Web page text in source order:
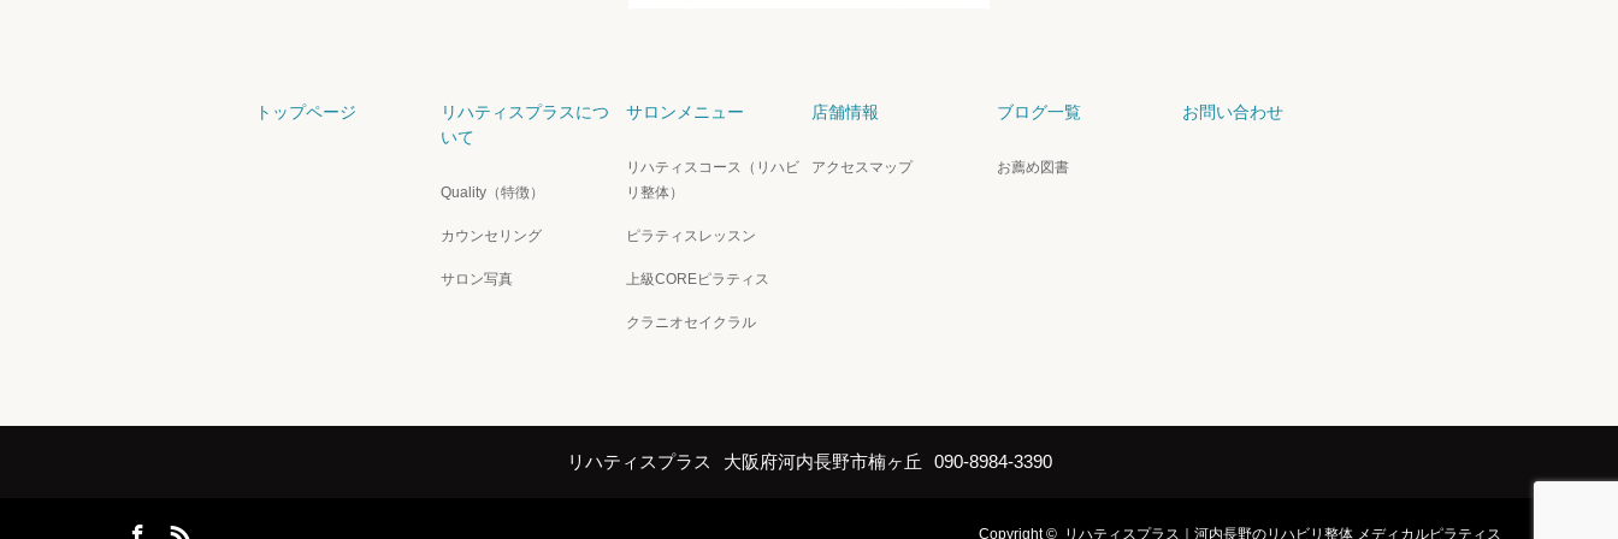
トップページ
リハティスプラスにつ
いて
Quality（特徴）
カウンセリング
サロン写真
サロンメニュー
リハティスコース（リハビ
リ整体）
ピラティスレッスン
上級COREピラティス
クラニオセイクラル
店舗情報
アクセスマップ
ブログ一覧
お薦め図書
お問い合わせ
リハティスプラス 大阪府河内長野市楠ヶ丘 090-8984-3390
Copyright © リハティスプラス｜河内長野のリハビリ整体 メディカルピラティス